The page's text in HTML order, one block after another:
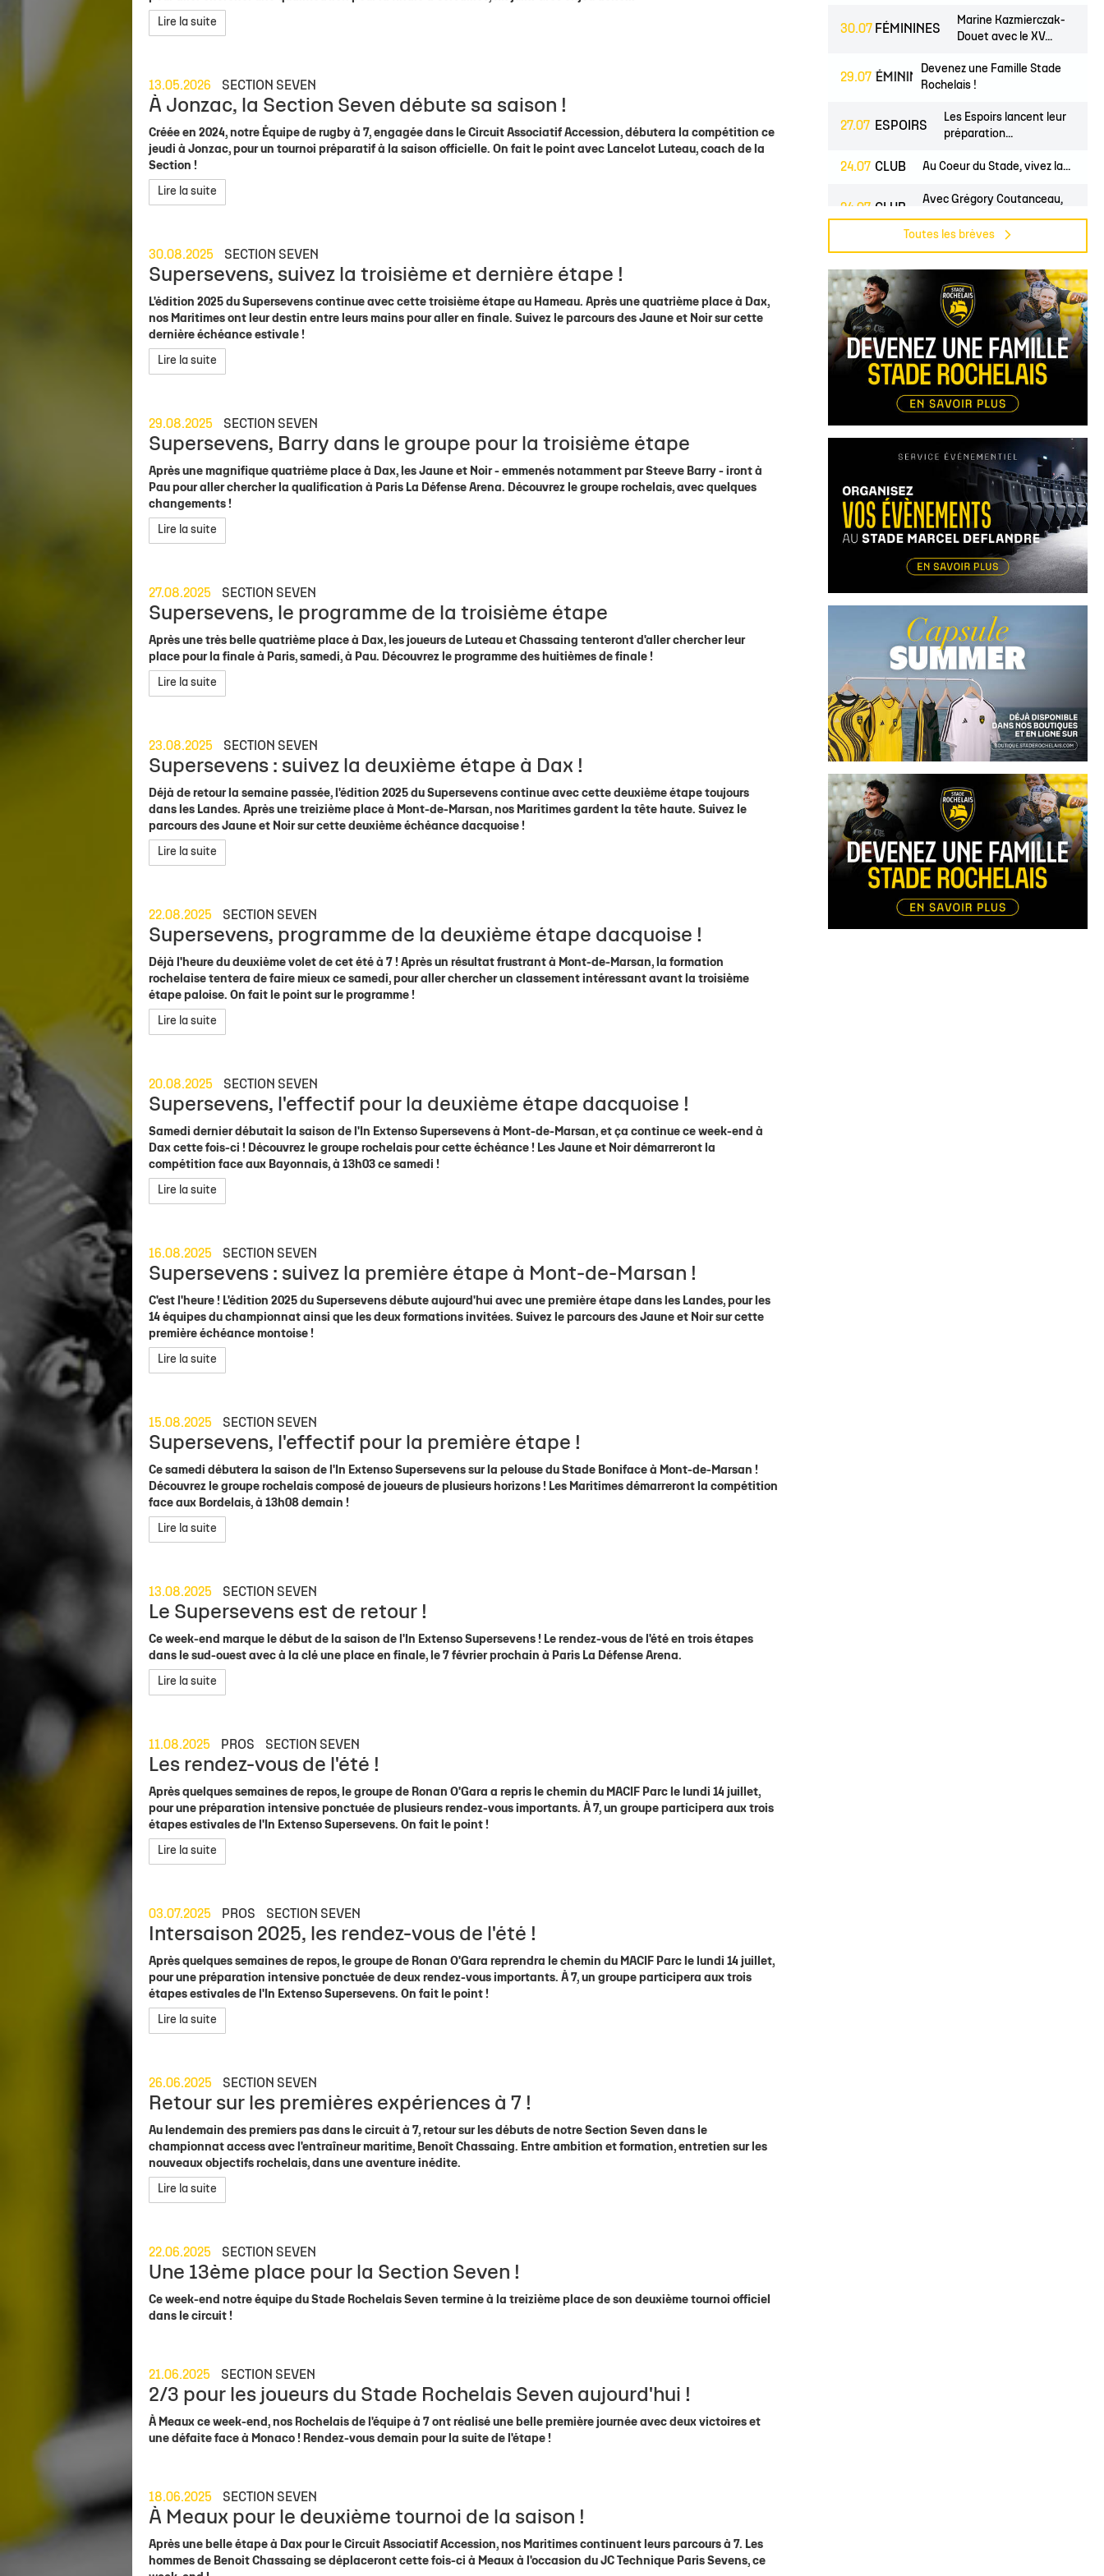
Téléchargez le calendrier de la saison (ICAL)
Calendrier Investec Champions Cup
Classement Investec Champions Cup
Calendrier général
Détection & Recrutement
U14 Garçons
Boutiques Evolution de Marcel Deflandre
Liens Utiles
Nos stages d'été
Contact Mécénat
Lire la suite
13.05.2026 SECTION SEVEN
À Jonzac, la Section Seven débute sa saison !
Créée en 2024, notre Équipe de rugby à 7, engagée dans le Circuit Associatif Accession, débutera la compétition ce
jeudi à Jonzac, pour un tournoi préparatif à la saison officielle. On fait le point avec Lancelot Luteau, coach de la
Section !
Lire la suite
30.08.2025 SECTION SEVEN
Supersevens, suivez la troisième et dernière étape !
L'édition 2025 du Supersevens continue avec cette troisième étape au Hameau. Après une quatrième place à Dax,
nos Maritimes ont leur destin entre leurs mains pour aller en finale. Suivez le parcours des Jaune et Noir sur cette
dernière échéance estivale !
Lire la suite
29.08.2025 SECTION SEVEN
Supersevens, Barry dans le groupe pour la troisième étape
Après une magnifique quatrième place à Dax, les Jaune et Noir - emmenés notamment par Steeve Barry - iront à
Pau pour aller chercher la qualification à Paris La Défense Arena. Découvrez le groupe rochelais, avec quelques
changements !
Lire la suite
27.08.2025 SECTION SEVEN
Supersevens, le programme de la troisième étape
Après une très belle quatrième place à Dax, les joueurs de Luteau et Chassaing tenteront d'aller chercher leur
place pour la finale à Paris, samedi, à Pau. Découvrez le programme des huitièmes de finale !
Lire la suite
23.08.2025 SECTION SEVEN
Supersevens : suivez la deuxième étape à Dax !
Déjà de retour la semaine passée, l'édition 2025 du Supersevens continue avec cette deuxième étape toujours
dans les Landes. Après une treizième place à Mont-de-Marsan, nos Maritimes gardent la tête haute. Suivez le
parcours des Jaune et Noir sur cette deuxième échéance dacquoise !
Lire la suite
22.08.2025 SECTION SEVEN
Supersevens, programme de la deuxième étape dacquoise !
Déjà l'heure du deuxième volet de cet été à 7 ! Après un résultat frustrant à Mont-de-Marsan, la formation
rochelaise tentera de faire mieux ce samedi, pour aller chercher un classement intéressant avant la troisième
étape paloise. On fait le point sur le programme !
Lire la suite
20.08.2025 SECTION SEVEN
Supersevens, l'effectif pour la deuxième étape dacquoise !
Samedi dernier débutait la saison de l'In Extenso Supersevens à Mont-de-Marsan, et ça continue ce week-end à
Dax cette fois-ci ! Découvrez le groupe rochelais pour cette échéance ! Les Jaune et Noir démarreront la
compétition face aux Bayonnais, à 13h03 ce samedi !
Lire la suite
16.08.2025 SECTION SEVEN
Supersevens : suivez la première étape à Mont-de-Marsan !
C'est l'heure ! L'édition 2025 du Supersevens débute aujourd'hui avec une première étape dans les Landes, pour les
14 équipes du championnat ainsi que les deux formations invitées. Suivez le parcours des Jaune et Noir sur cette
première échéance montoise !
Lire la suite
15.08.2025 SECTION SEVEN
Supersevens, l'effectif pour la première étape !
Ce samedi débutera la saison de l'In Extenso Supersevens sur la pelouse du Stade Boniface à Mont-de-Marsan !
Découvrez le groupe rochelais composé de joueurs de plusieurs horizons ! Les Maritimes démarreront la compétition
face aux Bordelais, à 13h08 demain !
Lire la suite
13.08.2025 SECTION SEVEN
Le Supersevens est de retour !
Ce week-end marque le début de la saison de l'In Extenso Supersevens ! Le rendez-vous de l'été en trois étapes
dans le sud-ouest avec à la clé une place en finale, le 7 février prochain à Paris La Défense Arena.
Lire la suite
11.08.2025 PROS SECTION SEVEN
Les rendez-vous de l'été !
Après quelques semaines de repos, le groupe de Ronan O'Gara a repris le chemin du MACIF Parc le lundi 14 juillet,
pour une préparation intensive ponctuée de plusieurs rendez-vous importants. À 7, un groupe participera aux trois
étapes estivales de l'In Extenso Supersevens. On fait le point !
Lire la suite
03.07.2025 PROS SECTION SEVEN
Intersaison 2025, les rendez-vous de l'été !
Après quelques semaines de repos, le groupe de Ronan O'Gara reprendra le chemin du MACIF Parc le lundi 14 juillet,
pour une préparation intensive ponctuée de deux rendez-vous importants. À 7, un groupe participera aux trois
étapes estivales de l'In Extenso Supersevens. On fait le point !
Lire la suite
26.06.2025 SECTION SEVEN
Retour sur les premières expériences à 7 !
Au lendemain des premiers pas dans le circuit à 7, retour sur les débuts de notre Section Seven dans le
championnat access avec l'entraîneur maritime, Benoît Chassaing. Entre ambition et formation, entretien sur les
nouveaux objectifs rochelais, dans une aventure inédite.
Lire la suite
22.06.2025 SECTION SEVEN
Une 13ème place pour la Section Seven !
Ce week-end notre équipe du Stade Rochelais Seven termine à la treizième place de son deuxième tournoi officiel
dans le circuit !
21.06.2025 SECTION SEVEN
2/3 pour les joueurs du Stade Rochelais Seven aujourd'hui !
À Meaux ce week-end, nos Rochelais de l'équipe à 7 ont réalisé une belle première journée avec deux victoires et
une défaite face à Monaco ! Rendez-vous demain pour la suite de l'étape !
18.06.2025 SECTION SEVEN
À Meaux pour le deuxième tournoi de la saison !
Après une belle étape à Dax pour le Circuit Associatif Accession, nos Maritimes continuent leurs parcours à 7. Les
hommes de Benoit Chassaing se déplaceront cette fois-ci à Meaux à l'occasion du JC Technique Paris Sevens, ce
30.07 FÉMININES
Marine Kazmierczak-
Douet avec le XV...
29.07
FÉMININES CLUB
Devenez une Famille Stade
Rochelais !
27.07 ESPOIRS
Les Espoirs lancent leur
préparation...
24.07 CLUB Au Coeur du Stade, vivez la...
24.07 CLUB
Avec Grégory Coutanceau,
l'aventure...
23.07 PROS
Direction Split pour Bosmorin
et...
22.07
PROS CLUB
Pré-saison du groupe
professionnel,...
Toutes les brèves